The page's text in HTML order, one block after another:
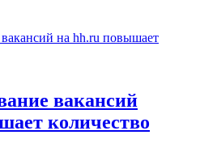
вакансий
количество